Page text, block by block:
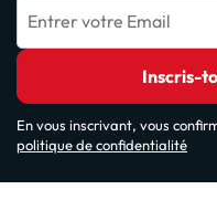
Entrer votre Email
Inscris-
En vous inscrivant, vous
politique de confidentialité